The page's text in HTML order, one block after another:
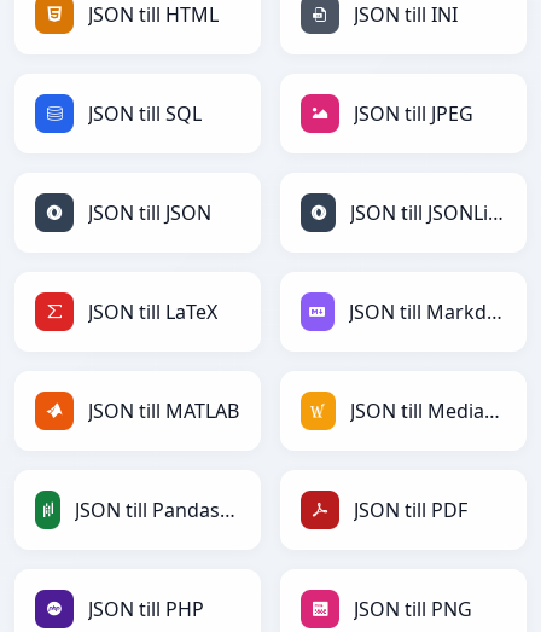
JSON till HTML JSON till INI
JSON till SQL JSON till JPEG
JSON till JSON JSON till JSONLines
JSON till LaTeX JSON till Markdown
JSON till MATLAB JSON till MediaWiki
JSON till PandasDataFrame JSON till PDF
JSON till PHP JSON till PNG